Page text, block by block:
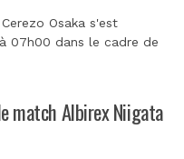
Osaka s'est
07h00 dans le cadre de
match Albirex Niigata